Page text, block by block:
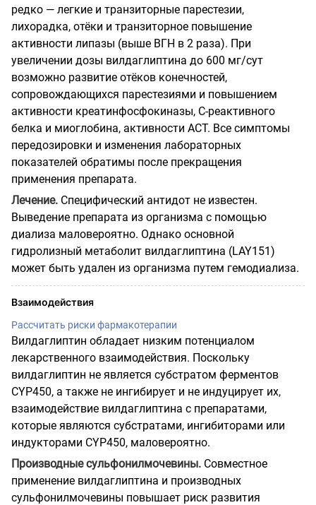
редко — легкие и транзиторные парестезии,
лихорадка, отёки и транзиторное повышение
активности липазы (выше ВГН в 2 раза). При
увеличении дозы вилдаглиптина до 600 мг/сут
возможно развитие отёков конечностей,
сопровождающихся парестезиями и повышением
активности креатинфосфокиназы, С-реактивного
белка и миоглобина, активности АСТ. Все симптомы
передозировки и изменения лабораторных
показателей обратимы после прекращения
применения препарата.
Лечение. Специфический антидот не известен.
Выведение препарата из организма с помощью
диализа маловероятно. Однако основной
гидролизный метаболит вилдаглиптина (LAY151)
может быть удален из организма путем гемодиализа.
Взаимодействия
Рассчитать риски фармакотерапии
Вилдаглиптин обладает низким потенциалом
лекарственного взаимодействия. Поскольку
вилдаглиптин не является субстратом ферментов
CYP450, а также не ингибирует и не индуцирует их,
взаимодействие вилдаглиптина с препаратами,
которые являются субстратами, ингибиторами или
индукторами CYP450, маловероятно.
Производные сульфонилмочевины. Совместное
применение вилдаглиптина и производных
сульфонилмочевины повышает риск развития